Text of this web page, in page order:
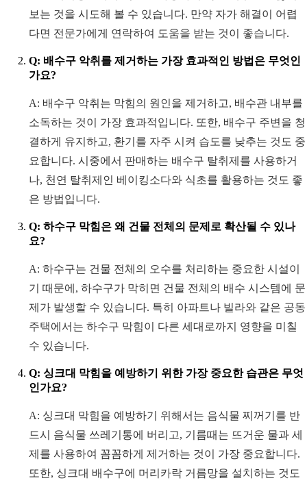
보는 것을 시도해 볼 수 있습니다. 만약 자가 해결이 어렵
다면 전문가에게 연락하여 도움을 받는 것이 좋습니다.
Q: 배수구 악취를 제거하는 가장 효과적인 방법은 무엇인
가요?
A: 배수구 악취는 막힘의 원인을 제거하고, 배수관 내부를
소독하는 것이 가장 효과적입니다. 또한, 배수구 주변을 청
결하게 유지하고, 환기를 자주 시켜 습도를 낮추는 것도 중
요합니다. 시중에서 판매하는 배수구 탈취제를 사용하거
나, 천연 탈취제인 베이킹소다와 식초를 활용하는 것도 좋
은 방법입니다.
Q: 하수구 막힘은 왜 건물 전체의 문제로 확산될 수 있나
요?
A: 하수구는 건물 전체의 오수를 처리하는 중요한 시설이
기 때문에, 하수구가 막히면 건물 전체의 배수 시스템에 문
제가 발생할 수 있습니다. 특히 아파트나 빌라와 같은 공동
주택에서는 하수구 막힘이 다른 세대로까지 영향을 미칠
수 있습니다.
Q: 싱크대 막힘을 예방하기 위한 가장 중요한 습관은 무엇
인가요?
A: 싱크대 막힘을 예방하기 위해서는 음식물 찌꺼기를 반
드시 음식물 쓰레기통에 버리고, 기름때는 뜨거운 물과 세
제를 사용하여 꼼꼼하게 제거하는 것이 가장 중요합니다.
또한, 싱크대 배수구에 머리카락 거름망을 설치하는 것도